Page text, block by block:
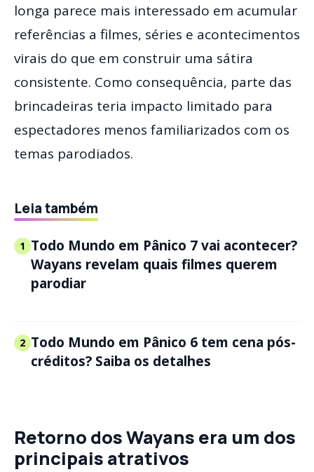
longa parece mais interessado em acumular
referências a filmes, séries e acontecimentos
virais do que em construir uma sátira
consistente. Como consequência, parte das
brincadeiras teria impacto limitado para
espectadores menos familiarizados com os
temas parodiados.
Leia também
1 Todo Mundo em Pânico 7 vai acontecer?
Wayans revelam quais filmes querem
parodiar
2 Todo Mundo em Pânico 6 tem cena pós-
créditos? Saiba os detalhes
Retorno dos Wayans era um dos
principais atrativos